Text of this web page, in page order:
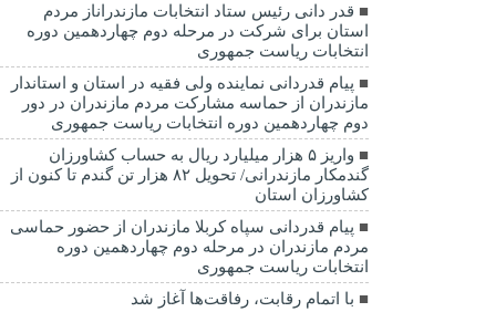
قدر دانی رئیس ستاد انتخابات مازندراناز مردم
استان برای شرکت در مرحله دوم چهاردهمین دوره
انتخابات ریاست جمهوری
پیام قدردانی نماینده ولی فقیه در استان و استاندار
مازندران از حماسه مشارکت مردم مازندران در دور
دوم چهاردهمین دوره انتخابات ریاست جمهوری
واریز ۵ هزار میلیارد ریال به حساب کشاورزان
گندمکار مازندرانی/ تحویل ۸۲ هزار تن گندم تا کنون از
کشاورزان استان
پیام قدردانی سپاه کربلا مازندران از حضور حماسی
مردم مازندران در مرحله دوم چهاردهمین دوره
انتخابات ریاست جمهوری
با اتمام رقابت، رفاقت‌ها آغاز شد